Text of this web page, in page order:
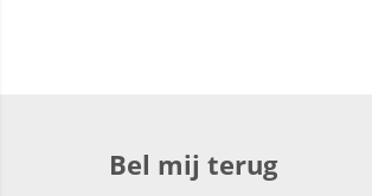
Bel mij terug